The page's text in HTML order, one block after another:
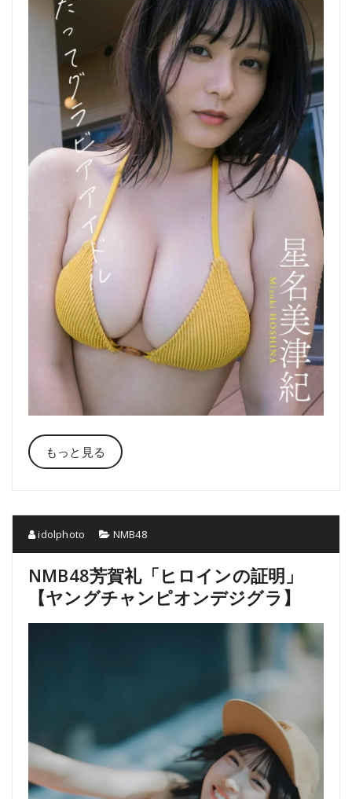
もっと見る
idolphoto NMB48
NMB48芳賀礼「ヒロインの証明」
【ヤングチャンピオンデジグラ】